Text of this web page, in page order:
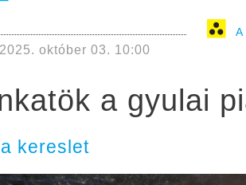
A
október 03. 10:00
a gyulai
kereslet